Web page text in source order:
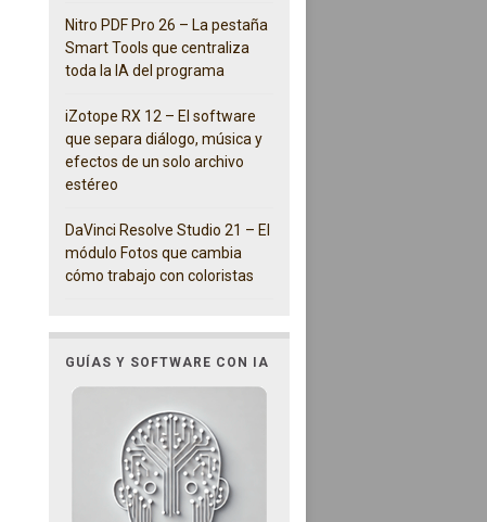
Nitro PDF Pro 26 – La pestaña
Smart Tools que centraliza
toda la IA del programa
iZotope RX 12 – El software
que separa diálogo, música y
efectos de un solo archivo
estéreo
DaVinci Resolve Studio 21 – El
módulo Fotos que cambia
cómo trabajo con coloristas
GUÍAS Y SOFTWARE CON IA